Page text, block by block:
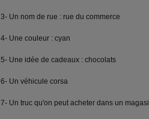
3- Un nom de rue : rue du commerce
4- Une couleur : cyan
5- Une idée de cadeaux : chocolats
6- Un véhicule corsa
7- Un truc qu'on peut acheter dans un